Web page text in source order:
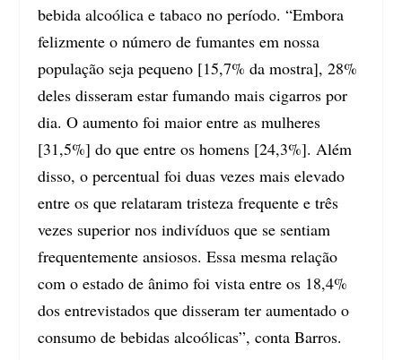
bebida alcoólica e tabaco no período. “Embora
felizmente o número de fumantes em nossa
população seja pequeno [15,7% da mostra], 28%
deles disseram estar fumando mais cigarros por
dia. O aumento foi maior entre as mulheres
[31,5%] do que entre os homens [24,3%]. Além
disso, o percentual foi duas vezes mais elevado
entre os que relataram tristeza frequente e três
vezes superior nos indivíduos que se sentiam
frequentemente ansiosos. Essa mesma relação
com o estado de ânimo foi vista entre os 18,4%
dos entrevistados que disseram ter aumentado o
consumo de bebidas alcoólicas”, conta Barros.